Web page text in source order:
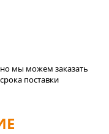
мы можем заказать
поставки